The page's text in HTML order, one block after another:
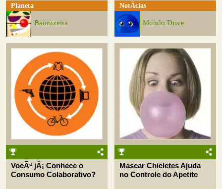
Planeta
Bauruzeira
NotÃ­cias
Mundo Drive
VocÃª jÃ¡ Conhece o
Consumo Colaborativo?
Mascar Chicletes Ajuda
no Controle do Apetite